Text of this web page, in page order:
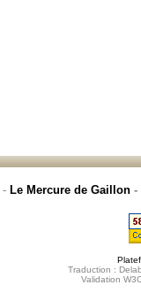
- Le Mercure de Gaillon -
Traduction :
Validation